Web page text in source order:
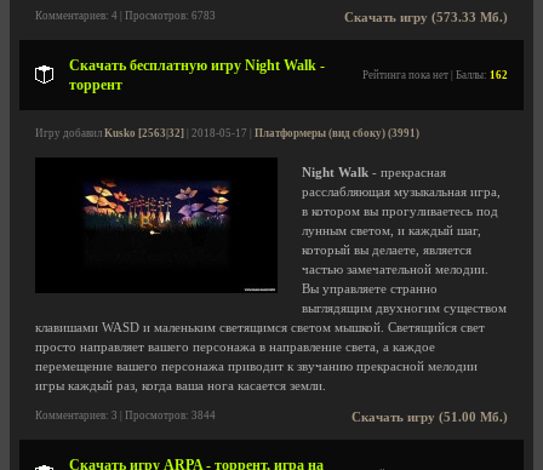
Скачать игру (573.33 Мб.)
Комментариев: 4 | Просмотров: 6783
Скачать бесплатную игру Night Walk -
торрент
Рейтинга пока нет | Баллы: 162
Игру добавил Kusko [2563|32] | 2018-05-17 | Платформеры (вид сбоку) (3991)
Night Walk - прекрасная
расслабляющая музыкальная игра,
в котором вы прогуливаетесь под
лунным светом, и каждый шаг,
который вы делаете, является
частью замечательной мелодии.
Вы управляете странно
выглядящим двухногим существом
клавишами WASD и маленьким светящимся светом мышкой. Светящийся свет
просто направляет вашего персонажа в направление света, а каждое
перемещение вашего персонажа приводит к звучанию прекрасной мелодии
игры каждый раз, когда ваша нога касается земли.
Скачать игру (51.00 Мб.)
Комментариев: 3 | Просмотров: 3844
Скачать игру ARPA - торрент, игра на